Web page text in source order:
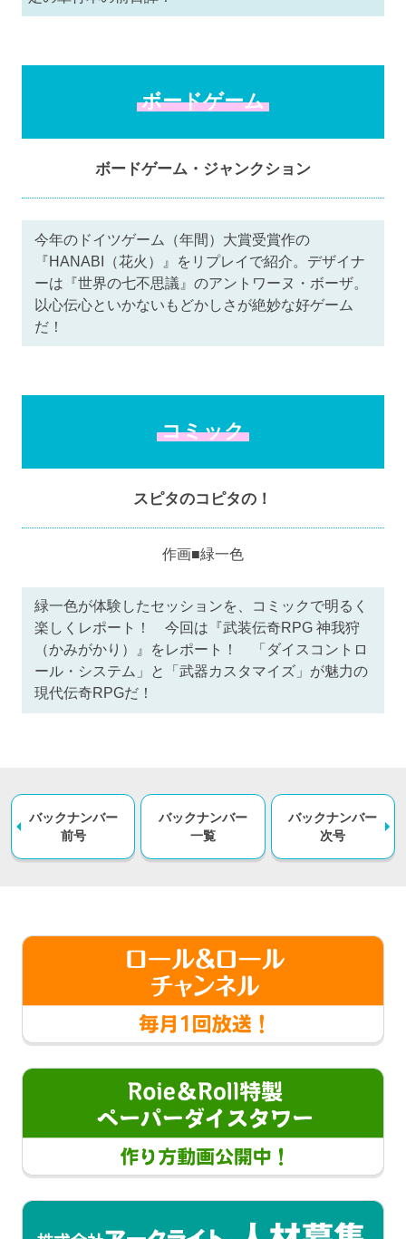
ボードゲーム
ボードゲーム・ジャンクション
今年のドイツゲーム（年間）大賞受賞作の
『HANABI（花火）』をリプレイで紹介。デザイナ
ーは『世界の七不思議』のアントワーヌ・ボーザ。
以心伝心といかないもどかしさが絶妙な好ゲーム
だ！
コミック
スピタのコピタの！
作画■緑一色
緑一色が体験したセッションを、コミックで明るく
楽しくレポート！ 今回は『武装伝奇RPG 神我狩
（かみがかり）』をレポート！ 「ダイスコントロ
ール・システム」と「武器カスタマイズ」が魅力の
現代伝奇RPGだ！
バックナンバー
前号
バックナンバー
一覧
バックナンバー
次号